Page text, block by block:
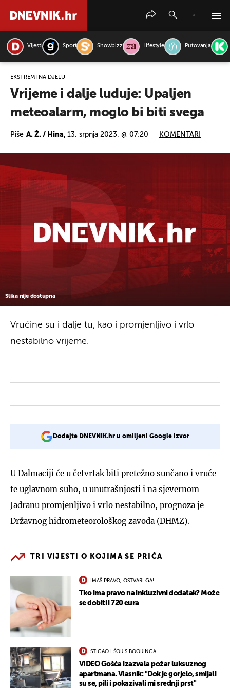
Vijesti Sport Showbizz Lifestyle Putovanja
EKSTREMI NA DJELU
Vrijeme i dalje luduje: Upaljen
meteoalarm, moglo bi biti svega
Piše A. Ž. / Hina, 13. srpnja 2023. @ 07:20 KOMENTARI
Slika nije dostupna
Vrućine su i dalje tu, kao i promjenljivo i vrlo
nestabilno vrijeme.
Dodajte DNEVNIK.hr u omiljeni Google izvor
U Dalmaciji će u četvrtak biti pretežno sunčano i vruće
te uglavnom suho, u unutrašnjosti i na sjevernom
Jadranu promjenljivo i vrlo nestabilno, prognoza je
Državnog hidrometeorološkog zavoda (DHMZ).
TRI VIJESTI O KOJIMA SE PRIČA
IMAŠ PRAVO, OSTVARI GA!
Tko ima pravo na inkluzivni dodatak? Može
se dobiti i 720 eura
STIGAO I ŠOK S BOOKINGA
VIDEO Gošća izazvala požar luksuznog
apartmana. Vlasnik: "Dok je gorjelo, smijali
su se, pili i pokazivali mi srednji prst"
PRETRAŽITE VIJESTI